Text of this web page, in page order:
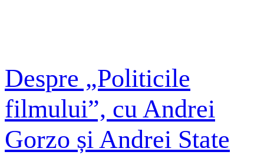
Despre „Politicile
filmului”, cu Andrei
Gorzo și Andrei State